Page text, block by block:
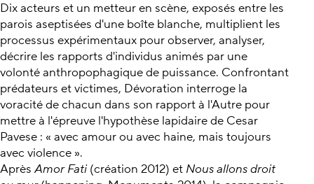
Dix acteurs et un metteur en scène, exposés entre les
parois aseptisées d'une boîte blanche, multiplient les
processus expérimentaux pour observer, analyser,
décrire les rapports d'individus animés par une
volonté anthropophagique de puissance. Confrontant
prédateurs et victimes, Dévoration interroge la
voracité de chacun dans son rapport à l'Autre pour
mettre à l'épreuve l'hypothèse lapidaire de Cesar
Pavese : « avec amour ou avec haine, mais toujours
avec violence ».
AprèsAmor Fati (création 2012) et Nous allons droit